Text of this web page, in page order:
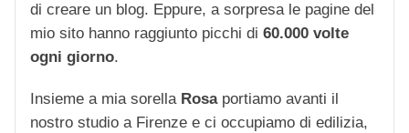
di creare un blog. Eppure, a sorpresa le pagine del
mio sito hanno raggiunto picchi di 60.000 volte
ogni giorno.
Insieme a mia sorella Rosaportiamo avanti il
nostro studio a Firenze e ci occupiamo di edilizia,